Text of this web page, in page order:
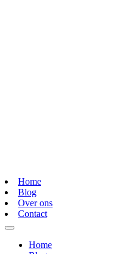
Home
Blog
Over ons
Contact
Home